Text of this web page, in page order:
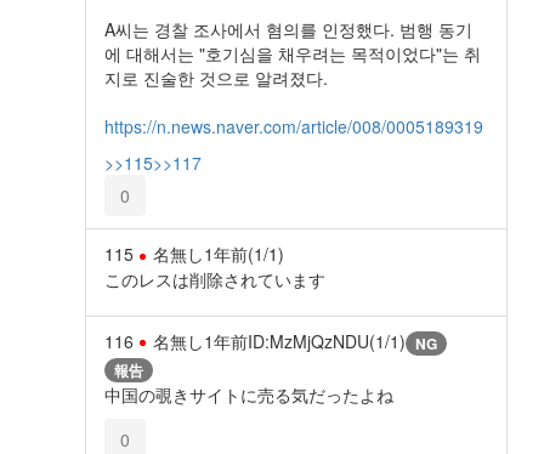
A씨는 경찰 조사에서 혐의를 인정했다. 범행 동기
에 대해서는 "호기심을 채우려는 목적이었다"는 취
지로 진술한 것으로 알려졌다.
https://n.news.naver.com/article/008/0005189319
>>115>>117
0
115 名無し1年前(1/1)
このレスは削除されています
116 名無し1年前ID:MzMjQzNDU(1/1) NG
報告
中国の覗きサイトに売る気だったよね
0